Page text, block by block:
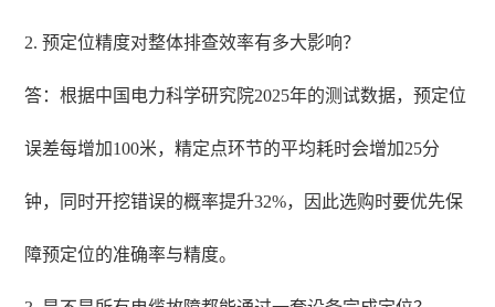
2. 预定位精度对整体排查效率有多大影响？
答：根据中国电力科学研究院2025年的测试数据，预定位
误差每增加100米，精定点环节的平均耗时会增加25分
钟，同时开挖错误的概率提升32%，因此选购时要优先保
障预定位的准确率与精度。